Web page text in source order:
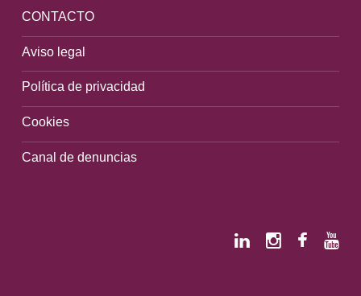
CONTACTO
Aviso legal
Política de privacidad
Cookies
Canal de denuncias